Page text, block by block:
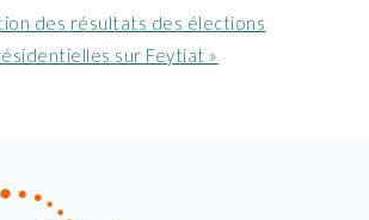
des résultats des élections
sur Feytiat »